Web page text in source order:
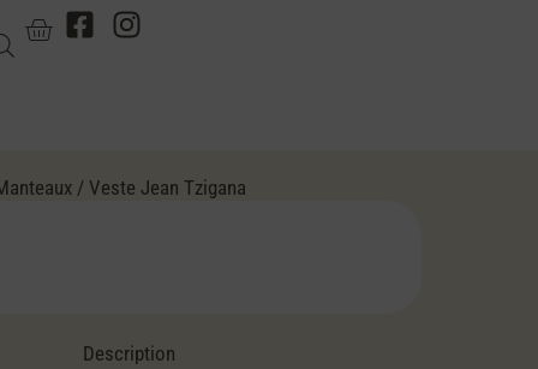
/ Veste Jean Tzigana
Description